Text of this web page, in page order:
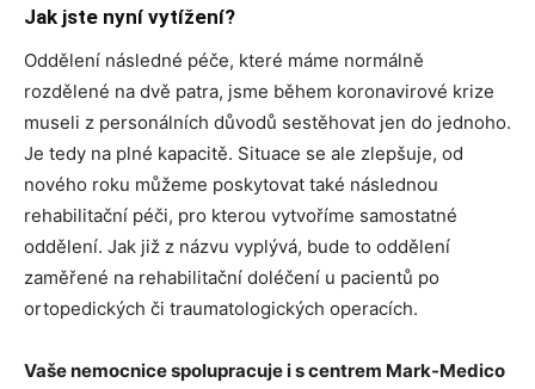
Jak jste nyní vytížení?
Oddělení následné péče, které máme normálně
rozdělené na dvě patra, jsme během koronavirové krize
museli z personálních důvodů sestěhovat jen do jednoho.
Je tedy na plné kapacitě. Situace se ale zlepšuje, od
nového roku můžeme poskytovat také následnou
rehabilitační péči, pro kterou vytvoříme samostatné
oddělení. Jak již z názvu vyplývá, bude to oddělení
zaměřené na rehabilitační doléčení u pacientů po
ortopedických či traumatologických operacích.
Vaše nemocnice spolupracuje i s centrem Mark-Medico